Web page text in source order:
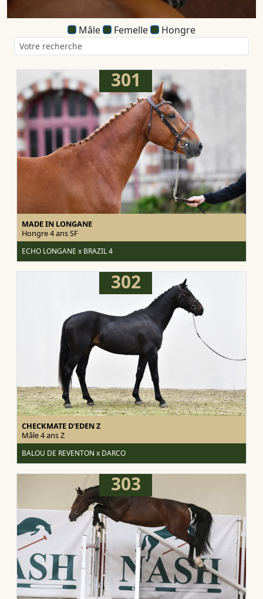
Mâle Femelle Hongre
301
MADE IN LONGANE
Hongre 4 ansSF
ECHO LONGANE x BRAZIL 4
302
CHECKMATE D'EDEN Z
Mâle 4 ansZ
BALOU DE REVENTON x DARCO
303